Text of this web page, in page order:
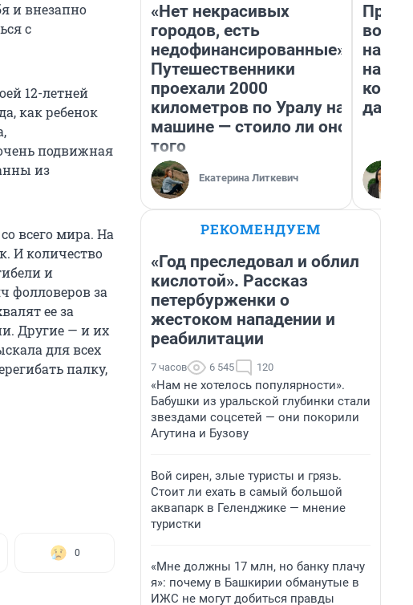
и внезапно
с
12-летней
как ребенок
подвижная
из
со всего мира. На
И количество
и
фолловеров за
ее за
Другие — и их
для всех
палку,
0
«Нет некрасивых
городов, есть
недофинансированные».
Путешественники
проехали 2000
километров по Уралу на
машине — стоило ли оно
того
Екатерина Литкевич
нам
даже
РЕКОМЕНДУЕМ
«Год преследовал и облил
кислотой». Рассказ
петербурженки о
жестоком нападении и
реабилитации
7 часов 6 545 120
«Нам не хотелось популярности».
Бабушки из уральской глубинки стали
звездами соцсетей — они покорили
Агутина и Бузову
Вой сирен, злые туристы и грязь.
Стоит ли ехать в самый большой
аквапарк в Геленджике — мнение
туристки
«Мне должны 17 млн, но банку плачу
я»: почему в Башкирии обманутые в
ИЖС не могут добиться правды